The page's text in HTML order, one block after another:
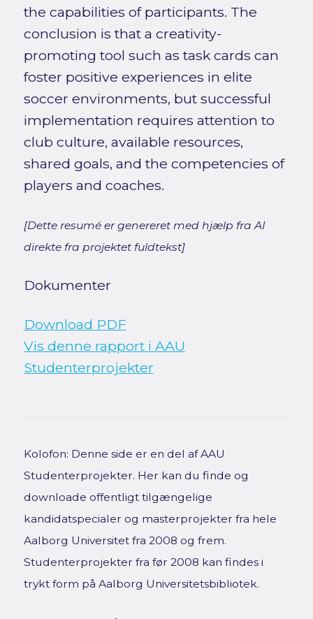
the capabilities of participants. The
conclusion is that a creativity-
promoting tool such as task cards can
foster positive experiences in elite
soccer environments, but successful
implementation requires attention to
club culture, available resources,
shared goals, and the competencies of
players and coaches.
[Dette resumé er genereret med hjælp fra AI
direkte fra projektet fuldtekst]
Dokumenter
Download PDF
Vis denne rapport i AAU
Studenterprojekter
Kolofon: Denne side er en del af AAU
Studenterprojekter. Her kan du finde og
downloade offentligt tilgængelige
kandidatspecialer og masterprojekter fra hele
Aalborg Universitet fra 2008 og frem.
Studenterprojekter fra før 2008 kan findes i
trykt form på Aalborg Universitetsbibliotek.